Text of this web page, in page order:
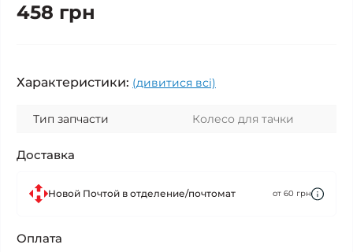
458 грн
Характеристики: (дивитися всі)
Тип запчасти Колесо для тачки
Доставка
Новой Почтой в отделение/почтомат от 60 грн
Оплата